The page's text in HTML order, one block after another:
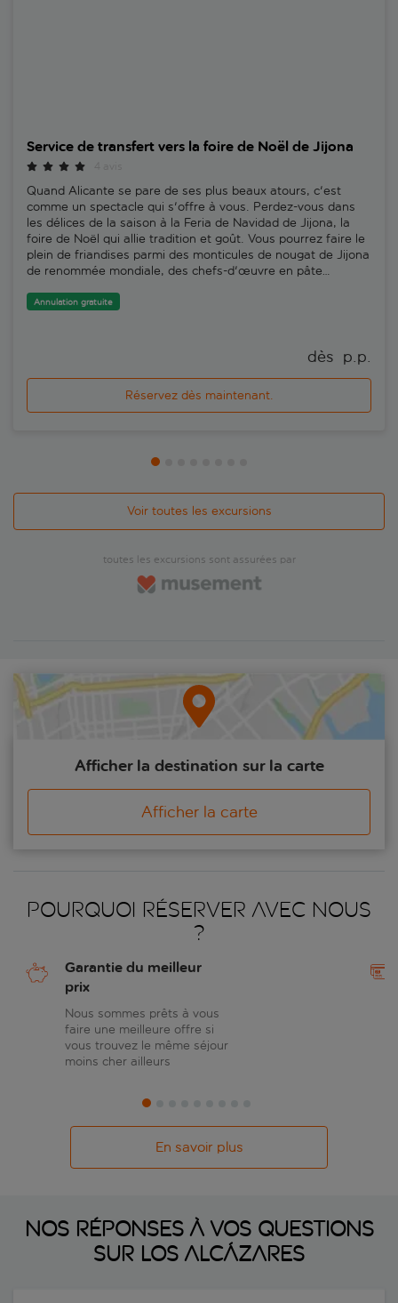
Service de transfert vers la foire de Noël de Jijona
Quand Alicante se pare de ses plus beaux atours, c'est
comme un spectacle qui s'offre à vous. Perdez-vous dans
les délices de la saison à la Feria de Navidad de Jijona, la
foire de Noël qui allie tradition et goût. Vous pourrez faire le
plein de friandises parmi des monticules de nougat de Jijona
de renommée mondiale, des chefs-d'œuvre en pâte
guirlandes de Noël. Datant du 16ᵉ siècle, le nougat de Jijona
merveilles sucrées, des nougats classiques durs et mous
aux torsions plus audacieuses de chocolat et d'infusions de
fruits. Vous y trouverez aussi des produits locaux, tels que
du pain, de l'huile et du vin.Mais il n'y a pas que les saveurs
qui vous attendent, car de la musique en direct et des
famille de fabrication de nougat frais, de quoi s'amuser,
Annulation gratuite
dès p.p.
Réservez dès maintenant.
Voir toutes les excursions
toutes les excursions sont assurées par
Afficher la destination sur la carte
Afficher la carte
Pourquoi réserver avec nous
?
Garantie du meilleur
prix
Nous sommes prêts à vous
faire une meilleure offre si
vous trouvez le même séjour
moins cher ailleurs
En savoir plus
Nos réponses à vos questions
sur Los Alcázares